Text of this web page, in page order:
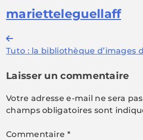
marietteleguellaff
Navigation
de
l’article
Tuto : la bibliothèque d’images
Laisser un commentaire
Votre adresse e-mail ne sera
champs obligatoires sont
Commentaire *